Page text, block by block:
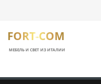
FORT-COM
МЕБЕЛЬ И СВЕТ ИЗ ИТАЛИИ